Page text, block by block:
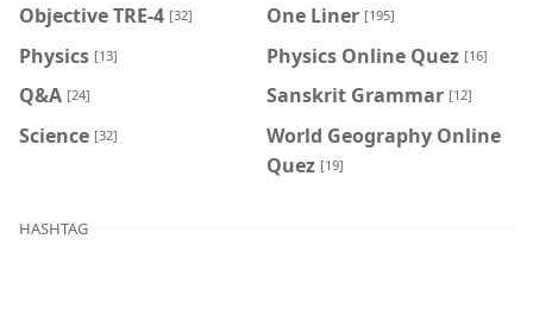
Objective TRE-4 [32] One Liner [195]
Physics [13] Physics Online Quez [16]
Q&A [24] Sanskrit Grammar [12]
Science [32]
World Geography Online
Quez [19]
HASHTAG